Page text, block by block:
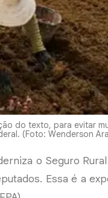
do texto, para evitar
(Foto: Wenderson
o Seguro
Essa é a